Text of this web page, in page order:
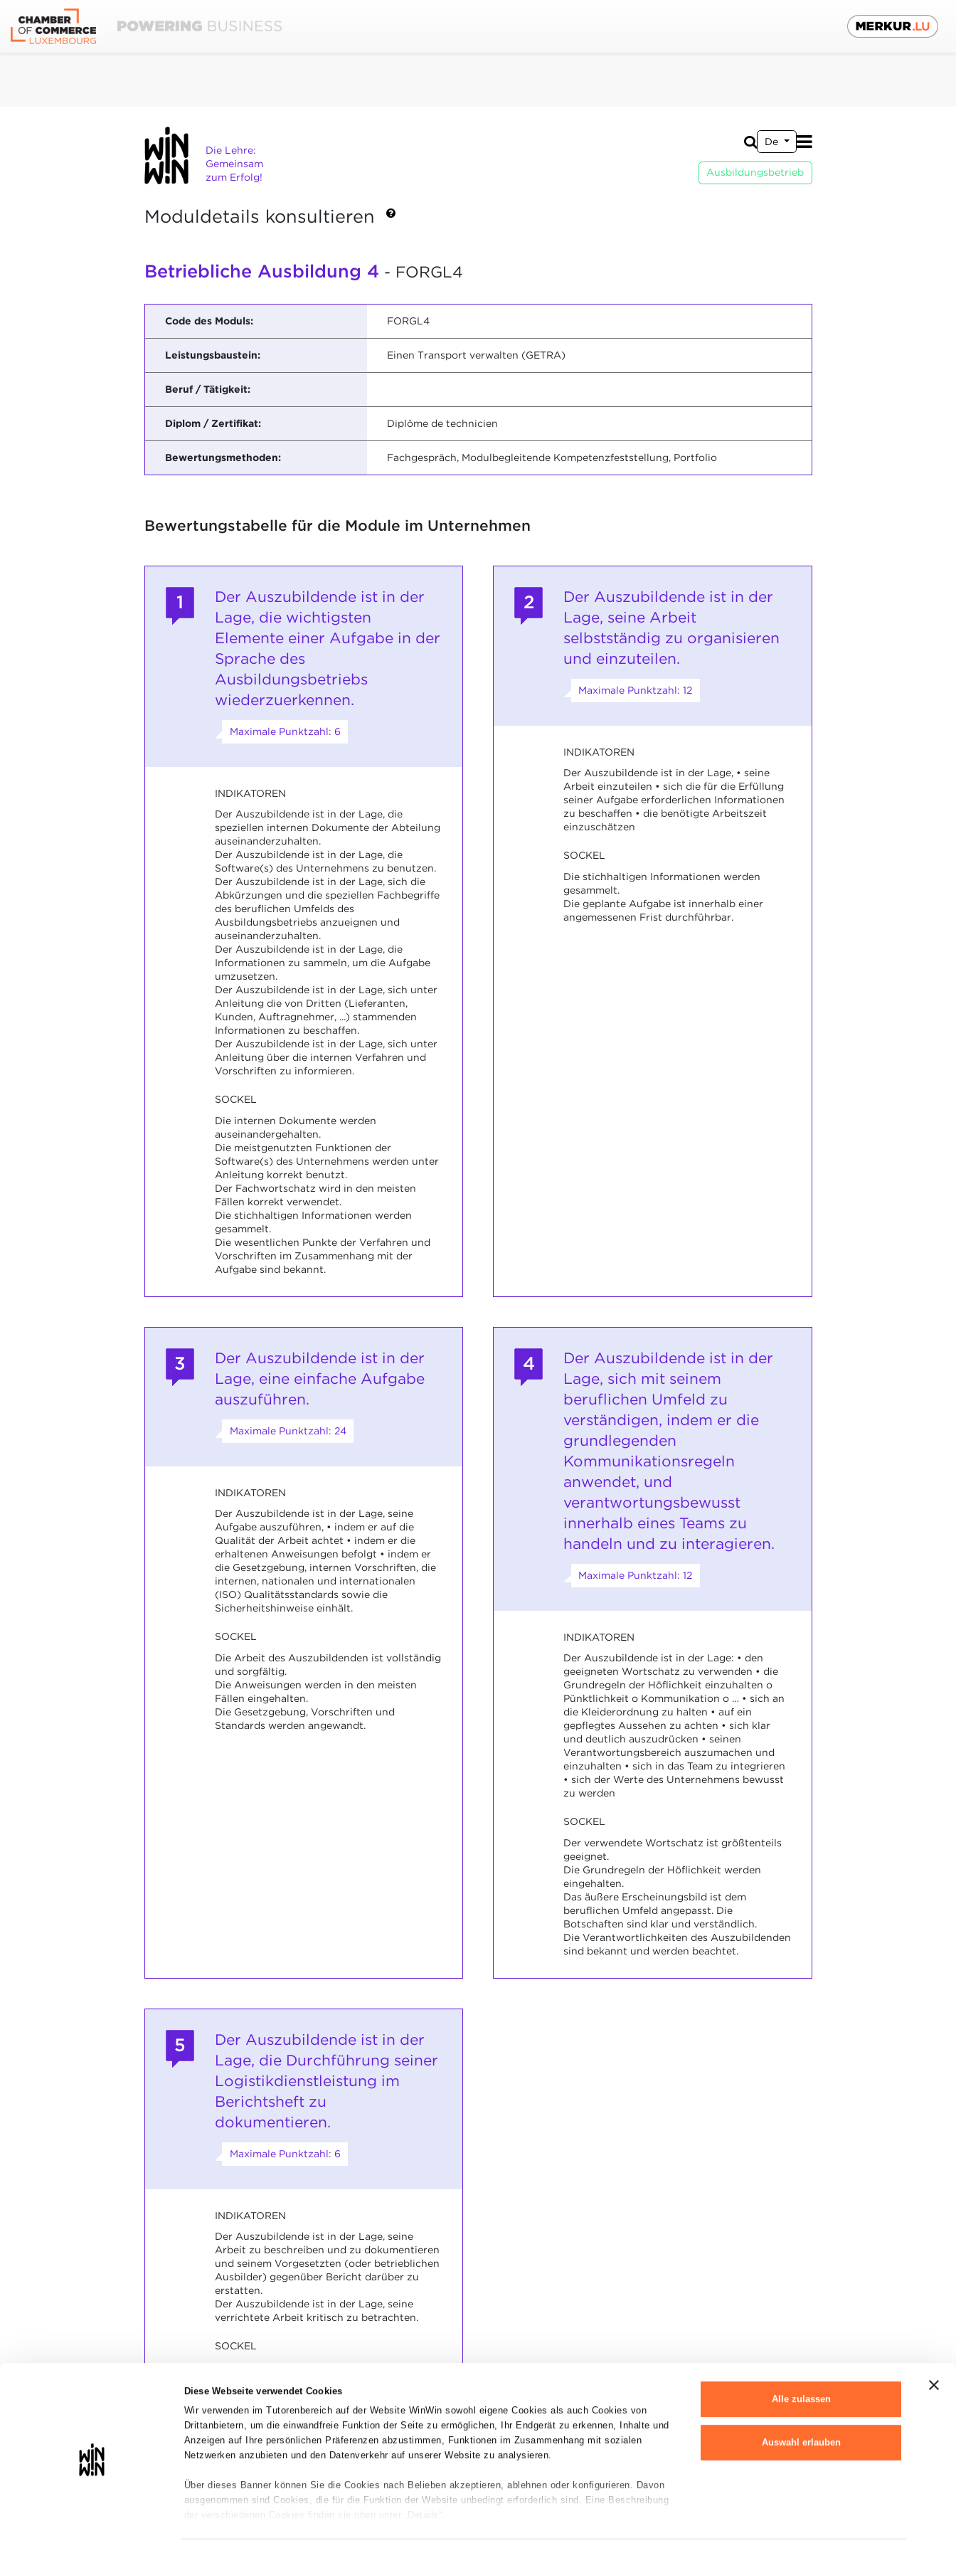
Diese Webseite verwendet Cookies
Wir verwenden im Tutorenbereich auf der Website WinWin sowohl eigene Cookies als auch Cookies von
Drittanbietern, um die einwandfreie Funktion der Seite zu ermöglichen, Ihr Endgerät zu erkennen, Inhalte und
Anzeigen auf Ihre persönlichen Präferenzen abzustimmen, Funktionen im Zusammenhang mit sozialen
Netzwerken anzubieten und den Datenverkehr auf unserer Website zu analysieren.
Über dieses Banner können Sie die Cookies nach Belieben akzeptieren, ablehnen oder konfigurieren. Davon
ausgenommen sind Cookies, die für die Funktion der Website unbedingt erforderlich sind. Eine Beschreibung
Alle zulassen
Auswahl erlauben
Die Lehre:
Gemeinsam
zum Erfolg!
De
Ausbildungsbetrieb
Moduldetails konsultieren
Betriebliche Ausbildung 4 - FORGL4
Code des Moduls: FORGL4
Leistungsbaustein: Einen Transport verwalten (GETRA)
Beruf / Tätigkeit:
Diplom / Zertifikat: Diplôme de technicien
Bewertungsmethoden: Fachgespräch, Modulbegleitende Kompetenzfeststellung, Portfolio
Bewertungstabelle für die Module im Unternehmen
1
Der Auszubildende ist in der
Lage, die wichtigsten
Elemente einer Aufgabe in der
Sprache des
Ausbildungsbetriebs
wiederzuerkennen.
Maximale Punktzahl: 6
INDIKATOREN
Der Auszubildende ist in der Lage, die
speziellen internen Dokumente der Abteilung
auseinanderzuhalten.
Der Auszubildende ist in der Lage, die
Software(s) des Unternehmens zu benutzen.
Der Auszubildende ist in der Lage, sich die
Abkürzungen und die speziellen Fachbegriffe
des beruflichen Umfelds des
Ausbildungsbetriebs anzueignen und
auseinanderzuhalten.
Der Auszubildende ist in der Lage, die
Informationen zu sammeln, um die Aufgabe
umzusetzen.
Der Auszubildende ist in der Lage, sich unter
Anleitung die von Dritten (Lieferanten,
Kunden, Auftragnehmer, ...) stammenden
Informationen zu beschaffen.
Der Auszubildende ist in der Lage, sich unter
Anleitung über die internen Verfahren und
Vorschriften zu informieren.
SOCKEL
Die internen Dokumente werden
auseinandergehalten.
Die meistgenutzten Funktionen der
Software(s) des Unternehmens werden unter
Anleitung korrekt benutzt.
Der Fachwortschatz wird in den meisten
Fällen korrekt verwendet.
Die stichhaltigen Informationen werden
gesammelt.
Die wesentlichen Punkte der Verfahren und
Vorschriften im Zusammenhang mit der
Aufgabe sind bekannt.
2
Der Auszubildende ist in der
Lage, seine Arbeit
selbstständig zu organisieren
und einzuteilen.
Maximale Punktzahl: 12
INDIKATOREN
Der Auszubildende ist in der Lage, • seine
Arbeit einzuteilen • sich die für die Erfüllung
seiner Aufgabe erforderlichen Informationen
zu beschaffen • die benötigte Arbeitszeit
einzuschätzen
SOCKEL
Die stichhaltigen Informationen werden
gesammelt.
Die geplante Aufgabe ist innerhalb einer
angemessenen Frist durchführbar.
3
Der Auszubildende ist in der
Lage, eine einfache Aufgabe
auszuführen.
Maximale Punktzahl: 24
INDIKATOREN
Der Auszubildende ist in der Lage, seine
Aufgabe auszuführen, • indem er auf die
Qualität der Arbeit achtet • indem er die
erhaltenen Anweisungen befolgt • indem er
die Gesetzgebung, internen Vorschriften, die
internen, nationalen und internationalen
(ISO) Qualitätsstandards sowie die
Sicherheitshinweise einhält.
SOCKEL
Die Arbeit des Auszubildenden ist vollständig
und sorgfältig.
Die Anweisungen werden in den meisten
Fällen eingehalten.
Die Gesetzgebung, Vorschriften und
Standards werden angewandt.
4
Der Auszubildende ist in der
Lage, sich mit seinem
beruflichen Umfeld zu
verständigen, indem er die
grundlegenden
Kommunikationsregeln
anwendet, und
verantwortungsbewusst
innerhalb eines Teams zu
handeln und zu interagieren.
Maximale Punktzahl: 12
INDIKATOREN
Der Auszubildende ist in der Lage: • den
geeigneten Wortschatz zu verwenden • die
Grundregeln der Höflichkeit einzuhalten o
Pünktlichkeit o Kommunikation o … • sich an
die Kleiderordnung zu halten • auf ein
gepflegtes Aussehen zu achten • sich klar
und deutlich auszudrücken • seinen
Verantwortungsbereich auszumachen und
einzuhalten • sich in das Team zu integrieren
• sich der Werte des Unternehmens bewusst
zu werden
SOCKEL
Der verwendete Wortschatz ist größtenteils
geeignet.
Die Grundregeln der Höflichkeit werden
eingehalten.
Das äußere Erscheinungsbild ist dem
beruflichen Umfeld angepasst. Die
Botschaften sind klar und verständlich.
Die Verantwortlichkeiten des Auszubildenden
sind bekannt und werden beachtet.
5
Der Auszubildende ist in der
Lage, die Durchführung seiner
Logistikdienstleistung im
Berichtsheft zu
dokumentieren.
Maximale Punktzahl: 6
INDIKATOREN
Der Auszubildende ist in der Lage, seine
Arbeit zu beschreiben und zu dokumentieren
und seinem Vorgesetzten (oder betrieblichen
Ausbilder) gegenüber Bericht darüber zu
erstatten.
Der Auszubildende ist in der Lage, seine
verrichtete Arbeit kritisch zu betrachten.
SOCKEL
Der Halbjahresbericht ist verständlich und
enthält die wesentlichen Informationen.
Anlässlich eines beruflichen Gesprächs
werden die frappierenden Fehler festgestellt.